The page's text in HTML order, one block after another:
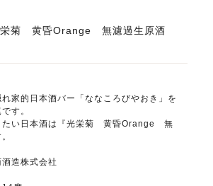
菊 黄昏Orange 無濾過生原酒
家的日本酒バー「ななころびやおき」を
す。
たい日本酒は『光栄菊 黄昏Orange 無
造株式会社